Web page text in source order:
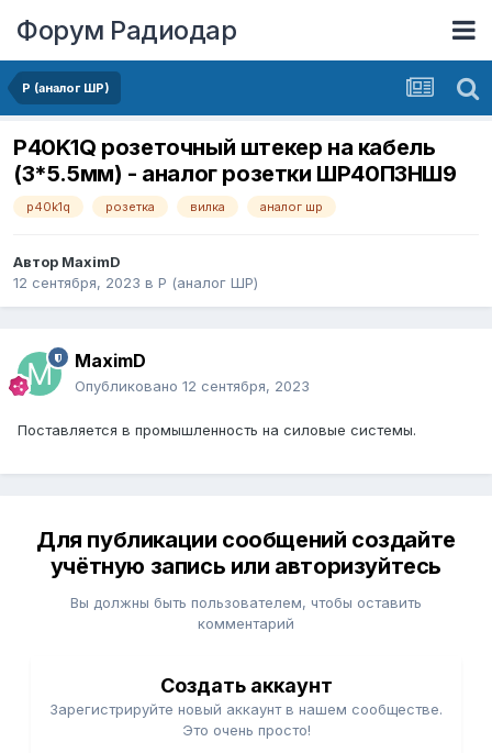
Форум Радиодар
P (аналог ШР)
P40K1Q розеточный штекер на кабель
(3*5.5мм) - аналог розетки ШР40П3НШ9
p40k1q розетка вилка аналог шр
Автор MaximD
12 сентября, 2023 в P (аналог ШР)
MaximD
Опубликовано 12 сентября, 2023
Поставляется в промышленность на силовые системы.
Для публикации сообщений создайте
учётную запись или авторизуйтесь
Вы должны быть пользователем, чтобы оставить
комментарий
Создать аккаунт
Зарегистрируйте новый аккаунт в нашем сообществе.
Это очень просто!